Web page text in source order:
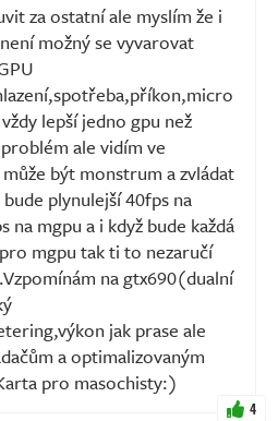
za ostatní ale myslím že i
možný se vyvarovat
lepší jedno gpu než
ale vidím ve
být monstrum a zvládat
plynulejší 40fps na
na mgpu a i když bude každá
mgpu tak ti to nezaručí
na gtx690(dualní
jak prase ale
a optimalizovaným
pro masochisty:)
4